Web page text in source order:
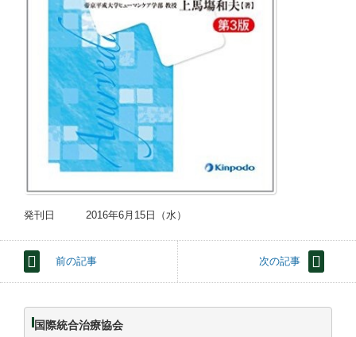
発刊日 2016年6月15日（水）
前の記事 次の記事
国際統合治療協会